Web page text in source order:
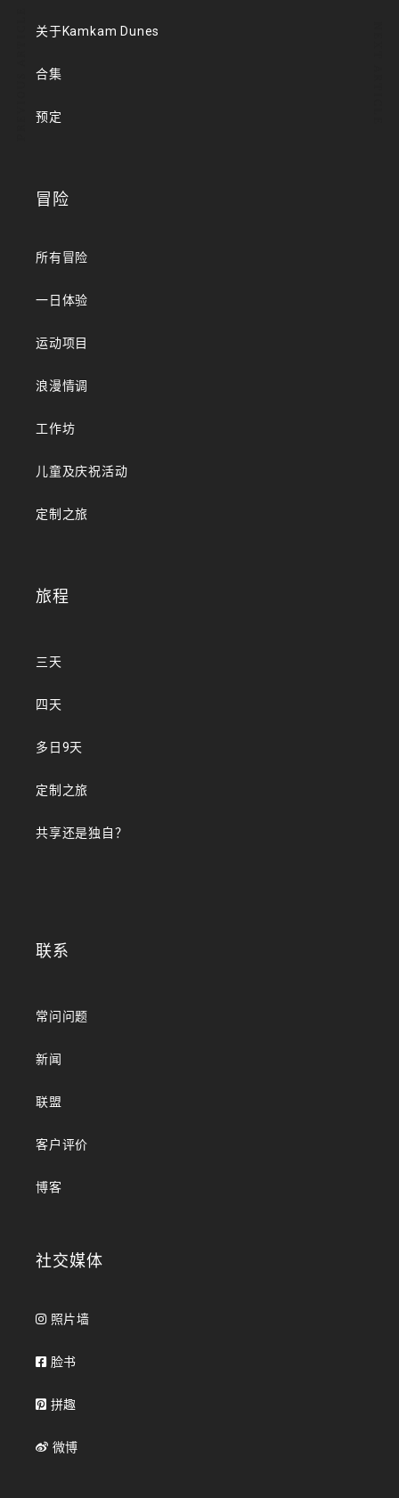
关于Kamkam Dunes
合集
预定
冒险
所有冒险
一日体验
运动项目
浪漫情调
工作坊
儿童及庆祝活动
定制之旅
旅程
三天
四天
多日9天
定制之旅
共享还是独自？
联系
常问问题
新闻
联盟
客户评价
博客
社交媒体
照片墙
脸书
拼趣
微博